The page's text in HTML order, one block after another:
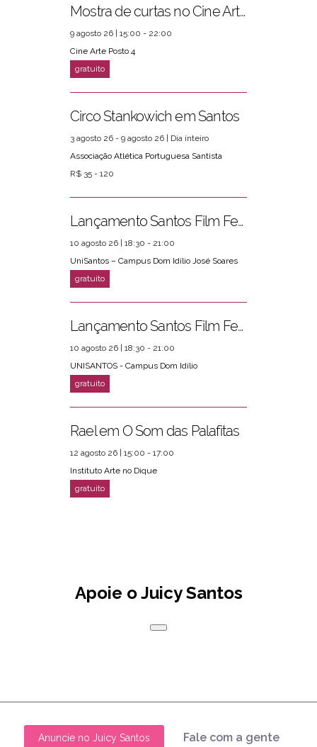
Mostra de curtas no Cine Arte Posto 4
9 agosto 26 | 15:00 - 22:00
Cine Arte Posto 4
Circo Stankowich em Santos
3 agosto 26 - 9 agosto 26 | Dia inteiro
Associação Atlética Portuguesa Santista
R$ 35 - 120
Lançamento Santos Film Fest
10 agosto 26 | 18:30 - 21:00
UniSantos – Campus Dom Idílio José Soares
Lançamento Santos Film Fest
10 agosto 26 | 18:30 - 21:00
UNISANTOS - Campus Dom Idílio
Rael em O Som das Palafitas
12 agosto 26 | 15:00 - 17:00
Instituto Arte no Dique
Apoie o Juicy Santos
Anuncie no Juicy Santos Fale com a gente